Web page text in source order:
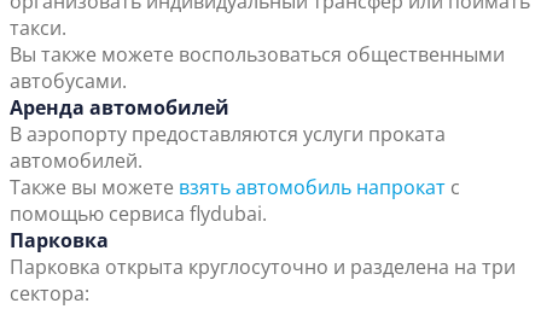
такси.
Вы также можете воспользоваться общественными
автобусами.
Аренда автомобилей
В аэропорту предоставляются услуги проката
автомобилей.
Также вы можете взять автомобиль напрокат с
помощью сервиса flydubai.
Парковка
Парковка открыта круглосуточно и разделена на три
сектора: